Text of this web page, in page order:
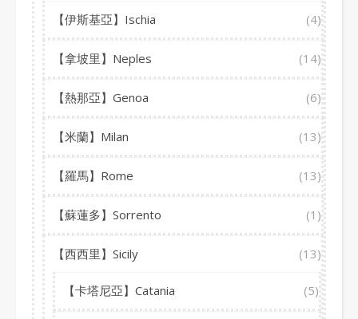
【伊斯基亞】Ischia (4)
【拿坡里】Neples (14)
【熱那亞】Genoa (6)
【米蘭】Milan (13)
【羅馬】Rome (13)
【蘇蓮多】Sorrento (1)
【西西里】Sicily (13)
【卡塔尼亞】Catania (5)